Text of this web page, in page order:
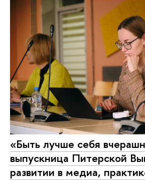
«Быть лучше себя
выпускница Питерской
развитии в медиа,